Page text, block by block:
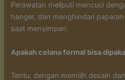
Perawatan meliputi mencuci
hanger, dan menghindari
saat menyimpan.
Apakah celana formal bisa
Tentu, dengan memilih desain